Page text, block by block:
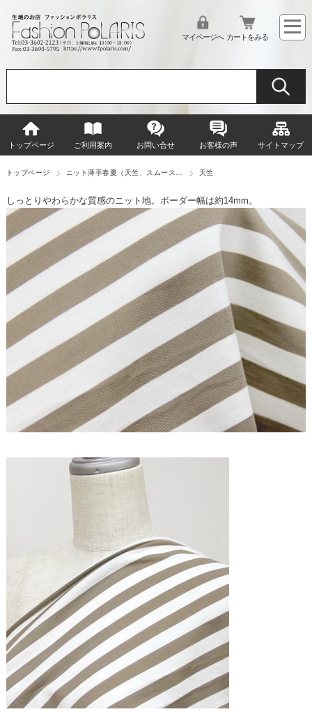
マイページへ カートをみる
トップページ ご利用案内 お問い合せ お客様の声 サイトマップ
トップページ ニット薄手春夏（天竺、スムース… 天竺
しっとりやわらかな質感のニット地。ボーダー幅は約14mm。